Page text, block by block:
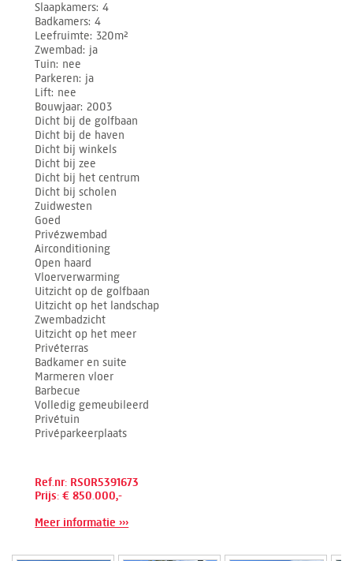
Slaapkamers 4
Badkamers 4
Leefruimte 320m²
Zwembad ja
Tuin nee
Parkeren ja
Lift nee
Bouwjaar 2003
Dicht bij de golfbaan
Dicht bij de haven
Dicht bij winkels
Dicht bij zee
Dicht bij het centrum
Dicht bij scholen
Zuidwesten
Goed
Privézwembad
Airconditioning
Open haard
Vloerverwarming
Uitzicht op de golfbaan
Uitzicht op het landschap
Zwembadzicht
Uitzicht op het meer
Privéterras
Badkamer en suite
Marmeren vloer
Barbecue
Volledig gemeubileerd
Privétuin
Privéparkeerplaats
Ref.nr: RSOR5391673
Prijs: € 850.000,-
Meer informatie ›››